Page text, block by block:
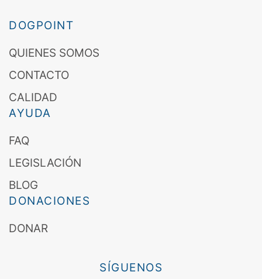
DOGPOINT
QUIENES SOMOS
CONTACTO
CALIDAD
AYUDA
FAQ
LEGISLACIÓN
BLOG
DONACIONES
DONAR
SÍGUENOS